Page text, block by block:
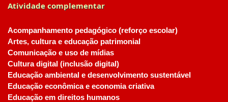
Atividade complementar
Acompanhamento pedagógico (reforço escolar)
Artes, cultura e educação patrimonial
Comunicação e uso de mídias
Cultura digital (inclusão digital)
Educação ambiental e desenvolvimento sustentável
Educação econômica e economia criativa
Educação em direitos humanos